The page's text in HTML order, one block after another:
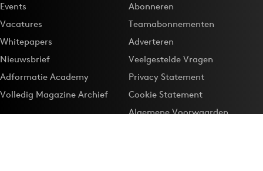
Events
Vacatures
Whitepapers
Nieuwsbrief
Adformatie Academy
Volledig Magazine Archief
Abonneren
Teamabonnementen
Adverteren
Veelgestelde Vragen
Privacy Statement
Cookie Statement
Algemene Voorwaarden